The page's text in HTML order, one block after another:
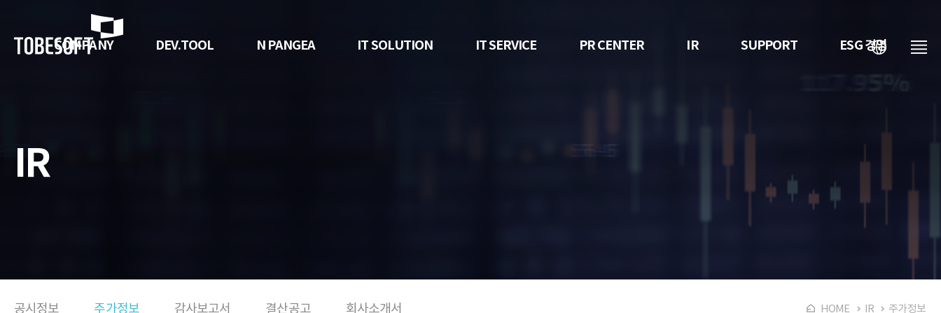
비
소
COMPANY DEV.TOOL N PANGEA IT SOLUTION IT SERVICE PR CENTER IR SUPPORT ESG 경영
언
메
IR
공시정보 주가정보 감사보고서 결산공고 회사소개서 HOME IR 주가정보